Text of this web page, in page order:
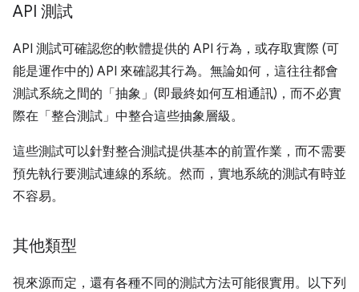
API 測試
API 測試可確認您的軟體提供的 API 行為，或存取實際 (可
能是運作中的) API 來確認其行為。無論如何，這往往都會
測試系統之間的「抽象」 (即最終如何互相通訊)，而不必實
際在「整合測試」中整合這些抽象層級。
這些測試可以針對整合測試提供基本的前置作業，而不需要
預先執行要測試連線的系統。然而，實地系統的測試有時並
不容易。
其他類型
視來源而定，還有各種不同的測試方法可能很實用。以下列